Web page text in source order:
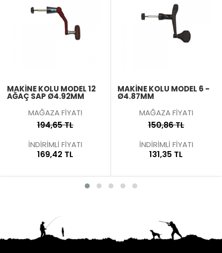
MAKİNE KOLU MODEL 6 -
Ø4.87MM
MAĞAZA FİYATI
150,86 TL
İNDİRİMLİ FİYATI
131,35 TL
MAKİNE KOLU MODEL 7 -
Ø4.46MM
MAĞAZA FİYATI
156,10 TL
İNDİRİMLİ FİYATI
135,63 TL